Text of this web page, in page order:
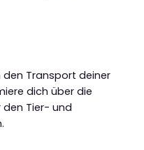
Transport deiner
dich über die
Tier- und